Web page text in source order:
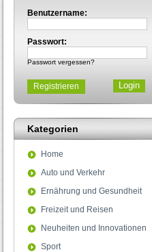
Benutzername:
Passwort:
Passwort vergessen?
Registrieren
Kategorien
Home
Auto und Verkehr
Ernährung und Gesundheit
Freizeit und Reisen
Neuheiten und Innovationen
Sport